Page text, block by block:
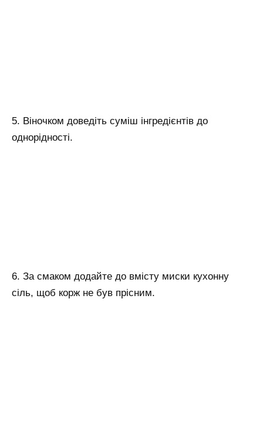
5. Віночком доведіть суміш інгредієнтів до
однорідності.
6. За смаком додайте до вмісту миски кухонну
сіль, щоб корж не був прісним.